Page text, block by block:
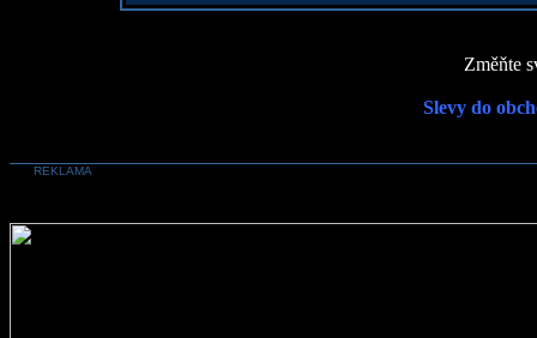
Změňte
Slevy do
REKLAMA